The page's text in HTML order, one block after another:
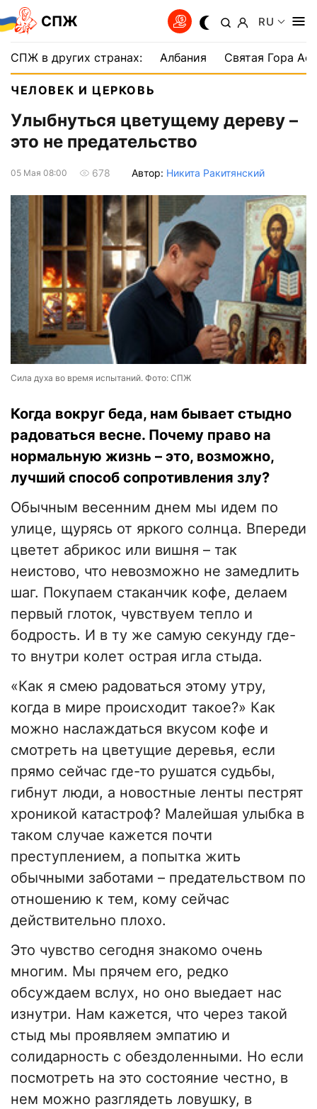
СПЖ RU
СПЖ в других странах: Албания Святая Гора
ЧЕЛОВЕК И ЦЕРКОВЬ
Улыбнуться цветущему дереву –
это не предательство
05 Мая 08:00 678 Автор: Никита Ракитянский
Сила духа во время испытаний. Фото: СПЖ
Когда вокруг беда, нам бывает стыдно
радоваться весне. Почему право на
нормальную жизнь – это, возможно,
лучший способ сопротивления злу?
Обычным весенним днем мы идем по
улице, щурясь от яркого солнца. Впереди
цветет абрикос или вишня – так
неистово, что невозможно не замедлить
шаг. Покупаем стаканчик кофе, делаем
первый глоток, чувствуем тепло и
бодрость. И в ту же самую секунду где-
то внутри колет острая игла стыда.
«Как я смею радоваться этому утру,
когда в мире происходит такое?» Как
можно наслаждаться вкусом кофе и
смотреть на цветущие деревья, если
прямо сейчас где-то рушатся судьбы,
гибнут люди, а новостные ленты пестрят
хроникой катастроф? Малейшая улыбка в
таком случае кажется почти
преступлением, а попытка жить
обычными заботами – предательством по
отношению к тем, кому сейчас
действительно плохо.
Это чувство сегодня знакомо очень
многим. Мы прячем его, редко
обсуждаем вслух, но оно выедает нас
изнутри. Нам кажется, что через такой
стыд мы проявляем эмпатию и
солидарность с обездоленными. Но если
посмотреть на это состояние честно, в
нем можно разглядеть ловушку, в